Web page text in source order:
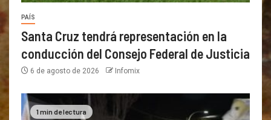
PAÍS
Santa Cruz tendrá representación en la
conducción del Consejo Federal de Justicia
6 de agosto de 2026 Infomix
1 min de lectura